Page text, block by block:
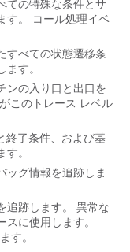
ての特殊な条件とサ
す。 コール処理イベ
すべての状態遷移条
す。
ンの入り口と出口を
このトレース レベル
終了条件、および基
。
ッグ情報を追跡しま
追跡します。 異常な
に使用します。
す。